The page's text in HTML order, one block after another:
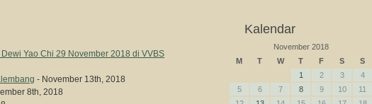
Yao Chi 29 November 2018 di VVBS
- November 13th, 2018
8th, 2018
Kalendar
November 2018
M
T W T F S S
1 2 3
4
5
6 7 8 9 10
11